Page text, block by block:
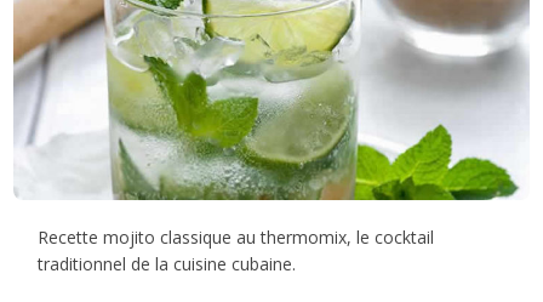
Recette mojito classique au thermomix, le cocktail
traditionnel de la cuisine cubaine.